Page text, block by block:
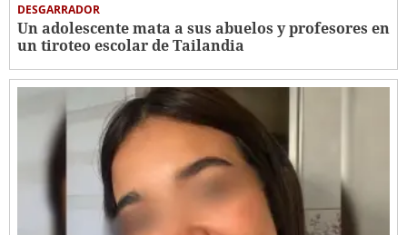
DESGARRADOR
Un adolescente mata a sus abuelos y profesores en
un tiroteo escolar de Tailandia